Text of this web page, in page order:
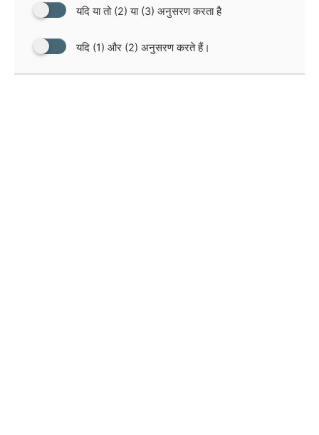
यदि या तो (2) या (3) अनुसरण करता है
यदि (1) और (2) अनुसरण करते हैं।